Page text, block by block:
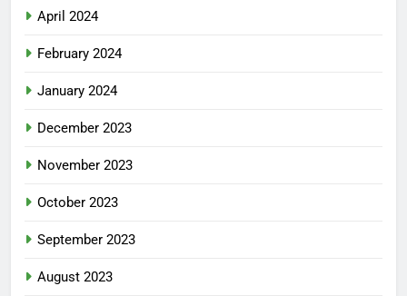
April 2024
February 2024
January 2024
December 2023
November 2023
October 2023
September 2023
August 2023